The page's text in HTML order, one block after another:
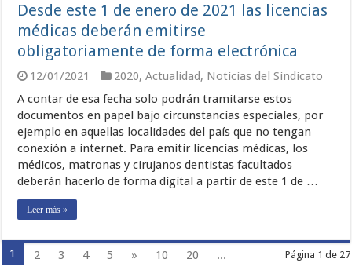
Desde este 1 de enero de 2021 las licencias
médicas deberán emitirse
obligatoriamente de forma electrónica
12/01/2021 2020,Actualidad, Noticias del Sindicato
A contar de esa fecha solo podrán tramitarse estos
documentos en papel bajo circunstancias especiales, por
ejemplo en aquellas localidades del país que no tengan
conexión a internet. Para emitir licencias médicas, los
médicos, matronas y cirujanos dentistas facultados
deberán hacerlo de forma digital a partir de este 1 de …
Leer más »
Página 1 de 27
1 2 3 4 5 » 10 20
...